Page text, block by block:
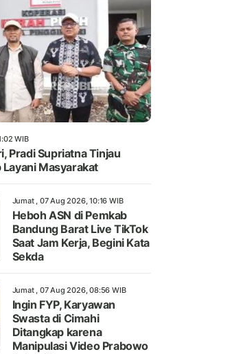
WIB
Pradi Supriatna Tinjau
Layani Masyarakat
Jumat , 07 Aug 2026, 10:16 WIB
Heboh ASN di Pemkab
Bandung Barat Live TikTok
Saat Jam Kerja, Begini Kata
Sekda
Jumat , 07 Aug 2026, 08:56 WIB
Ingin FYP, Karyawan
Swasta di Cimahi
Ditangkap karena
Manipulasi Video Prabowo